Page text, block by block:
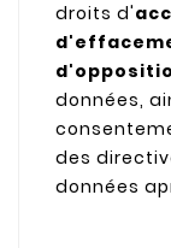
droits d'
données,
des
données